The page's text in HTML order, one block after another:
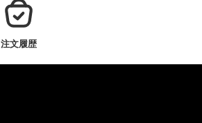
注文履歴